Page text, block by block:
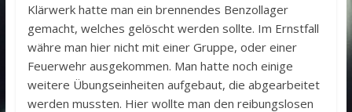
Klärwerk hatte man ein brennendes Benzollager
gemacht, welches gelöscht werden sollte. Im Ernstfall
währe man hier nicht mit einer Gruppe, oder einer
Feuerwehr ausgekommen. Man hatte noch einige
weitere Übungseinheiten aufgebaut, die abgearbeitet
werden mussten. Hier wollte man den reibungslosen